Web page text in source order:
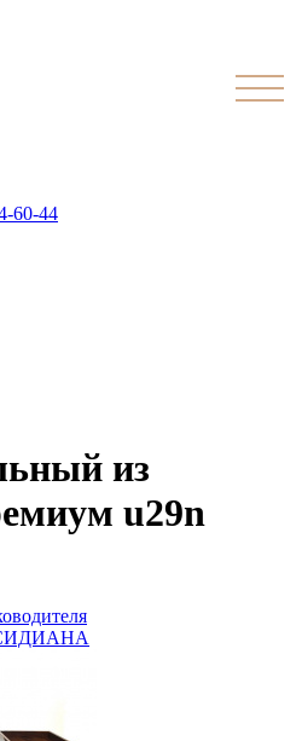
60-44
из
u29n